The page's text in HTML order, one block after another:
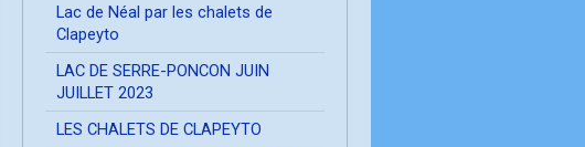
Lac de Néal par les chalets de
Clapeyto
LAC DE SERRE-PONCON JUIN
JUILLET 2023
LES CHALETS DE CLAPEYTO